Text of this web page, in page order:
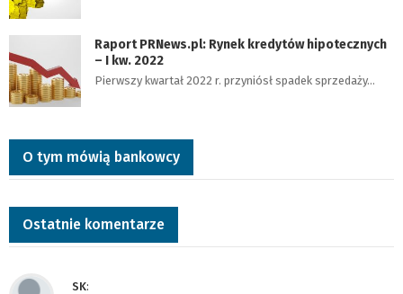
Raport PRNews.pl: Rynek kredytów hipotecznych
– I kw. 2022
Pierwszy kwartał 2022 r. przyniósł spadek sprzedaży…
O tym mówią bankowcy
Ostatnie komentarze
SK: